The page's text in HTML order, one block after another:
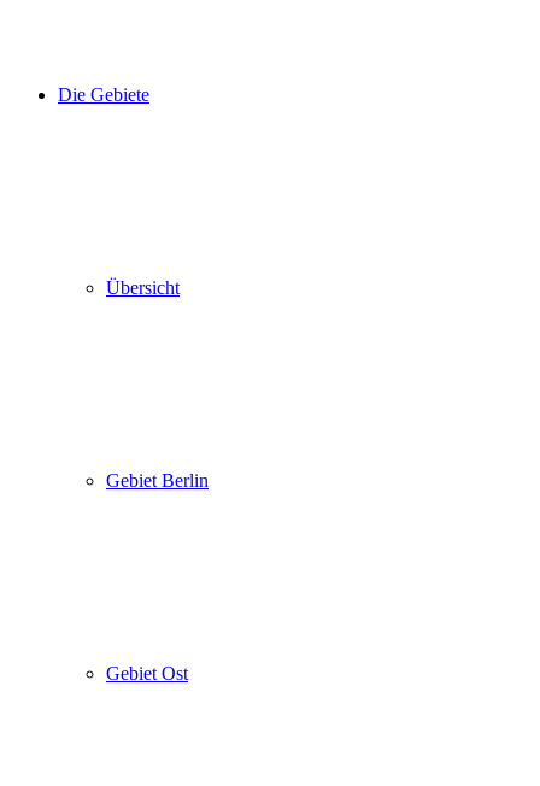
Die Gebiete
Übersicht
Gebiet Berlin
Gebiet Ost